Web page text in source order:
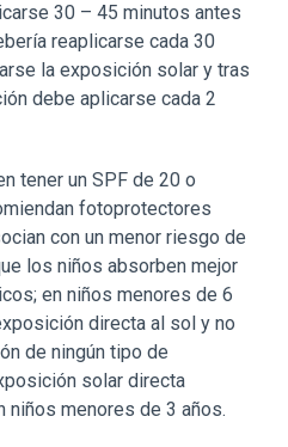
30 – 45 minutos antes
reaplicarse cada 30
la exposición solar y tras
debe aplicarse cada 2
tener un SPF de 20 o
fotoprotectores
con un menor riesgo de
los niños absorben mejor
en niños menores de 6
directa al sol y no
de ningún tipo de
solar directa
menores de 3 años.